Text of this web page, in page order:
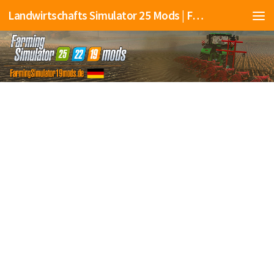
Landwirtschafts Simulator 25 Mods | Farming Simulator 25 Mods | FS25 Mods